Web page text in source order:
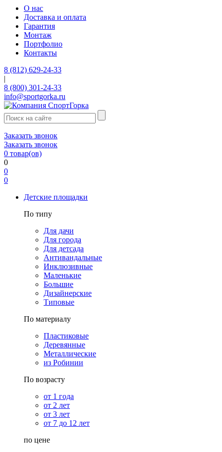
О нас
Доставка и оплата
Гарантия
Монтаж
Портфолио
Контакты
8 (812) 629-24-33
|
8 (800) 301-24-33
info@sportgorka.ru
Заказать звонок
Заказать звонок
0 товар(ов)
0
0
0
Детские площадки
По типу
Для дачи
Для города
Для детсада
Антивандальные
Инклюзивные
Маленькие
Большие
Дизайнерские
Типовые
По материалу
Пластиковые
Деревянные
Металлические
из Робинии
По возрасту
от 1 года
от 2 лет
от 3 лет
от 7 до 12 лет
по цене